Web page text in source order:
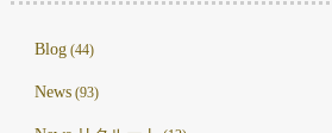
Blog(44)
News(93)